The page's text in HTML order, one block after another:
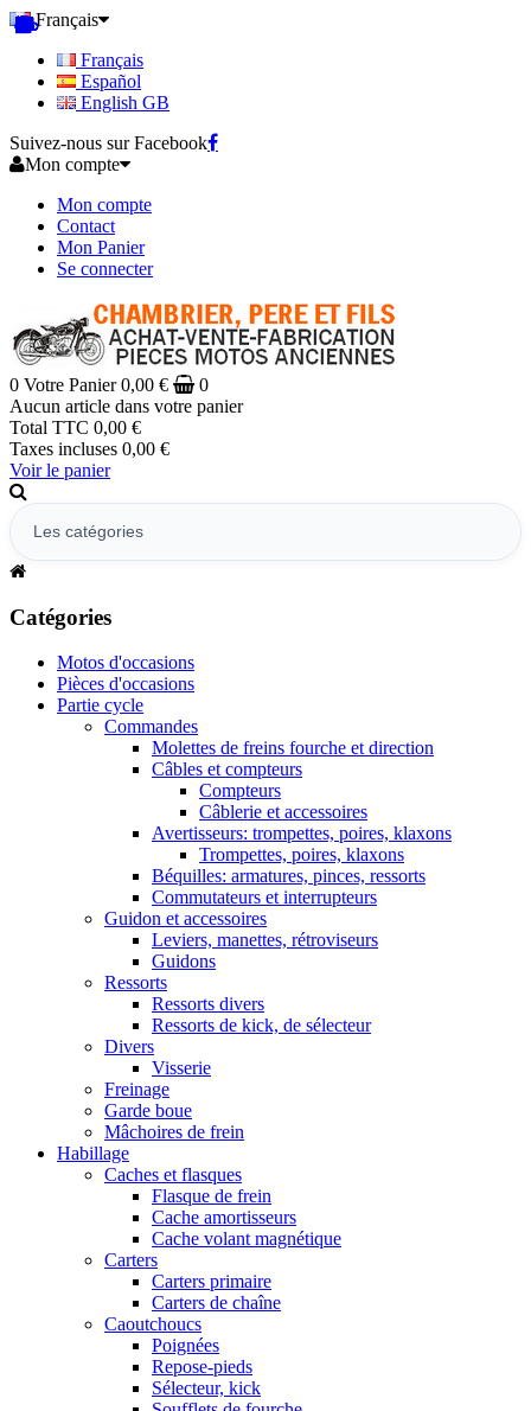
Français
Français
Español
English GB
Suivez-nous sur Facebook
Mon compte
Mon compte
Contact
Mon Panier
Se connecter
0 Votre Panier 0,00 €
0
Aucun article dans votre panier
Total TTC 0,00 €
Taxes incluses 0,00 €
Voir le panier
Catégories
Motos d'occasions
Pièces d'occasions
Partie cycle
Commandes
Molettes de freins fourche et direction
Câbles et compteurs
Compteurs
Câblerie et accessoires
Avertisseurs: trompettes, poires, klaxons
Trompettes, poires, klaxons
Béquilles: armatures, pinces, ressorts
Commutateurs et interrupteurs
Guidon et accessoires
Leviers, manettes, rétroviseurs
Guidons
Ressorts
Ressorts divers
Ressorts de kick, de sélecteur
Divers
Visserie
Freinage
Garde boue
Mâchoires de frein
Habillage
Caches et flasques
Flasque de frein
Cache amortisseurs
Cache volant magnétique
Carters
Carters primaire
Carters de chaîne
Caoutchoucs
Poignées
Repose-pieds
Sélecteur, kick